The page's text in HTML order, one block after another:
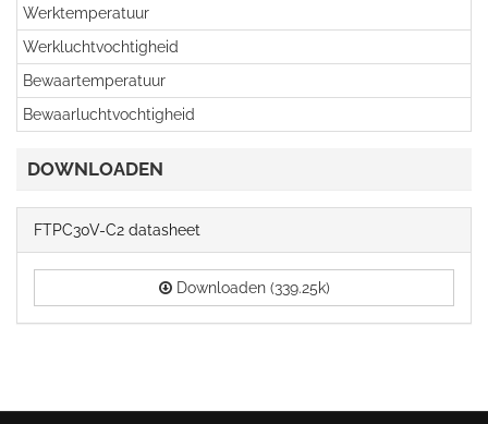
Werktemperatuur
Werkluchtvochtigheid
Bewaartemperatuur
Bewaarluchtvochtigheid
DOWNLOADEN
FTPC30V-C2 datasheet
Downloaden (339.25k)